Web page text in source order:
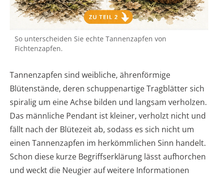
So unterscheiden Sie echte Tannenzapfen von
Fichtenzapfen.
Tannenzapfen sind weibliche, ährenförmige
Blütenstände, deren schuppenartige Tragblätter sich
spiralig um eine Achse bilden und langsam verholzen.
Das männliche Pendant ist kleiner, verholzt nicht und
fällt nach der Blütezeit ab, sodass es sich nicht um
einen Tannenzapfen im herkömmlichen Sinn handelt.
Schon diese kurze Begriffserklärung lässt aufhorchen
und weckt die Neugier auf weitere Informationen